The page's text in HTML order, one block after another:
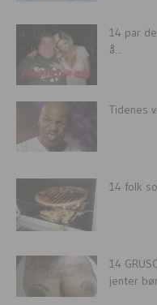
14 par
å...
Tidenes
14 folk
14
jenter